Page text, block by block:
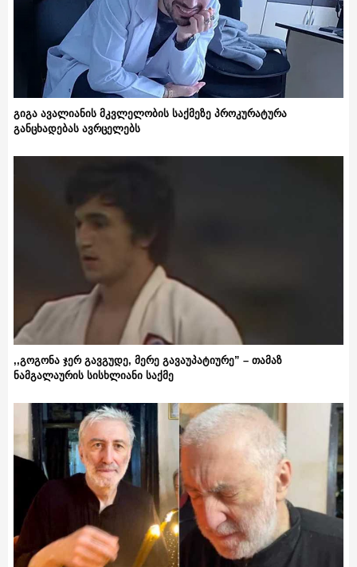
გიგა ავალიანის მკვლელობის საქმეზე პროკურატურა
განცხადებას ავრცელებს
,,გოგონა ჯერ გავგუდე, მერე გავაუპატიურე” – თამაზ
ნამგალაურის სისხლიანი საქმე